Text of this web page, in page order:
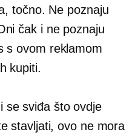
točno. Ne poznaju
čak i ne poznaju
s ovom reklamom
kupiti.
se sviđa što ovdje
stavljati, ovo ne mora